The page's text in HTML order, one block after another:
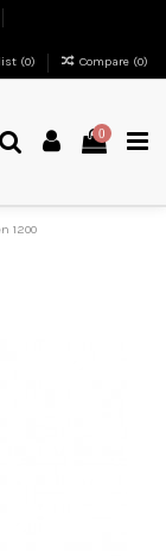
(0) Compare (0)
0
1200